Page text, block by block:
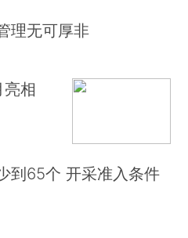
理无可厚非
相
到65个 开采准入条件